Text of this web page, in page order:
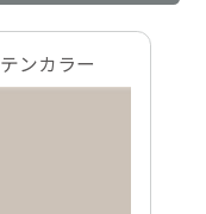
ンカラー